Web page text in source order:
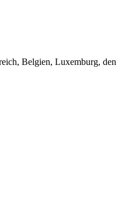
Belgien, Luxemburg, den